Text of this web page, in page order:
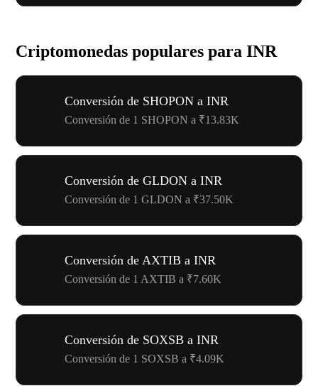
Criptomonedas populares para INR
Conversión de SHOPON a INR
Conversión de 1 SHOPON a ₹13.83K
Conversión de GLDON a INR
Conversión de 1 GLDON a ₹37.50K
Conversión de AXTIB a INR
Conversión de 1 AXTIB a ₹7.60K
Conversión de SOXSB a INR
Conversión de 1 SOXSB a ₹4.09K